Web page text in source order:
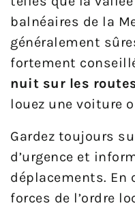
balnéaires de la
généralement
fortement
nuit sur les
louez une voiture
Gardez toujours
d’urgence et
déplacements. En
forces de l’ordre